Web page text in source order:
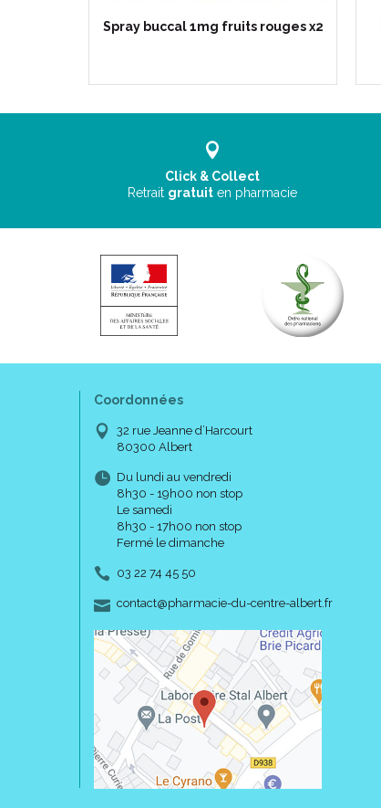
Spray buccal 1mg fruits rouges x2
Click & Collect
Retrait gratuit en pharmacie
Coordonnées
32 rue Jeanne d’Harcourt
80300 Albert
Du lundi au vendredi
8h30 - 19h00 non stop
Le samedi
8h30 - 17h00 non stop
Fermé le dimanche
03 22 74 45 50
contact-
@-
pharmacie-du-centre-albert.fr